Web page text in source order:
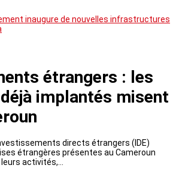
inaugure de nouvelles infrastructures
étrangers : les
implantés misent
directs étrangers (IDE)
étrangères présentes au Cameroun
activités,…